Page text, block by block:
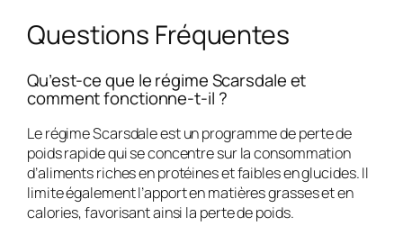
Questions Fréquentes
Qu’est-ce que le régime Scarsdale et
comment fonctionne-t-il ?
Le régime Scarsdale est un programme de perte de
poids rapide qui se concentre sur la consommation
d’aliments riches en protéines et faibles en glucides. Il
limite également l’apport en matières grasses et en
calories, favorisant ainsi la perte de poids.